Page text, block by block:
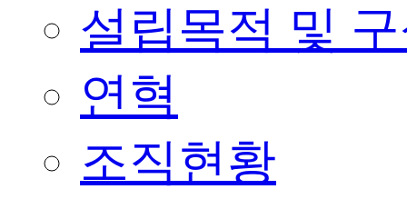
설립목적 및
연혁
조직현황